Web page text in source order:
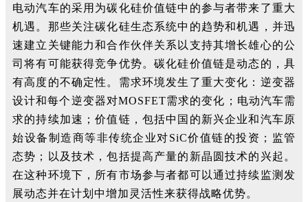
电动汽车的采用为碳化硅价值链中的参与者带来了重大
机遇。那些关注碳化硅生态系统中的趋势和机遇，并迅
速建立关键能力和合作伙伴关系以支持其增长雄心的公
司将有可能获得竞争优势。碳化硅价值链是动态的，具
有高度的不确定性。需求环境发生了重大变化：逆变器
设计和每个逆变器对MOSFET需求的变化；电动汽车需
求的持续加速；价值链，包括中国的新兴企业和汽车原
始设备制造商等非传统企业对SiC价值链的投资；监管
态势；以及技术，包括提高产量的新晶圆技术的兴起。
在这种环境下，所有市场参与者都可以通过持续监测发
展动态并在计划中增加灵活性来获得战略优势。